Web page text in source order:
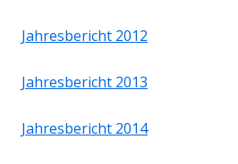
Jahresbericht 2012
Jahresbericht 2013
Jahresbericht 2014